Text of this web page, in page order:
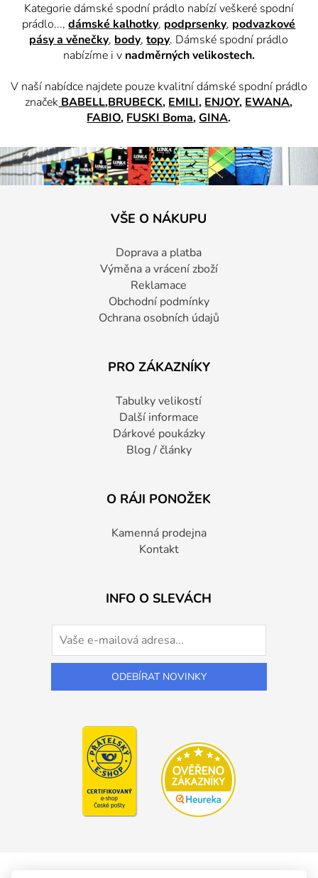
Kategorie dámské spodní prádlo nabízí veškeré spodní
prádlo...,dámské kalhotky, podprsenky, podvazkové
pásya věnečky,body,topy. Dámské spodní prádlo
nabízíme i v nadměrných velikostech.
V naší nabídce najdete pouze kvalitní dámské spodní prádlo
značekBABELL,BRUBECK,EMILI,ENJOY,EWANA,
FABIO,FUSKI Boma,GINA.
VŠE O NÁKUPU
Doprava a platba
Výměna a vrácení zboží
Reklamace
Obchodní podmínky
Ochrana osobních údajů
PRO ZÁKAZNÍKY
Tabulky velikostí
Další informace
Dárkové poukázky
Blog / články
O RÁJI PONOŽEK
Kamenná prodejna
Kontakt
INFO O SLEVÁCH